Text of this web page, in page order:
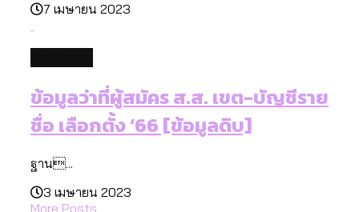
กรุงเทพฯ ผ่าน Bangkok Index 2025
7 เมษายน 2023
ข้อมูลว่าที่ผู้สมัคร ส.ส. เขต-บัญชีราย
ชื่อ เลือกตั้ง ’66 [ข้อมูลดิบ]
ฐาน...
3 เมษายน 2023
More Posts